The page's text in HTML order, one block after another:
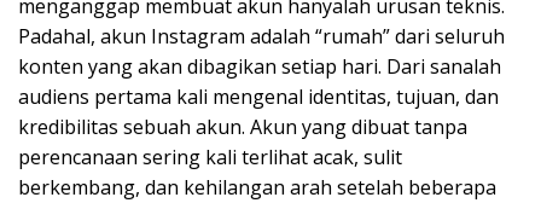
menganggap membuat akun hanyalah urusan teknis.
Padahal, akun Instagram adalah “rumah” dari seluruh
konten yang akan dibagikan setiap hari. Dari sanalah
audiens pertama kali mengenal identitas, tujuan, dan
kredibilitas sebuah akun. Akun yang dibuat tanpa
perencanaan sering kali terlihat acak, sulit
berkembang, dan kehilangan arah setelah beberapa